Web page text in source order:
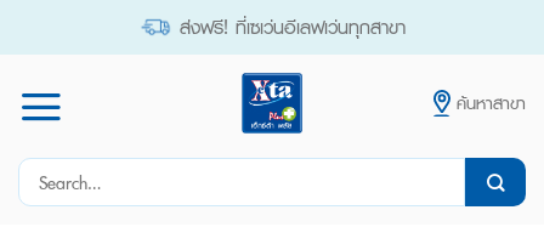
ส่งฟรี! ที่เซเว่นอีเลฟเว่นทุกสาขา
ค้นหาสาขา
Search